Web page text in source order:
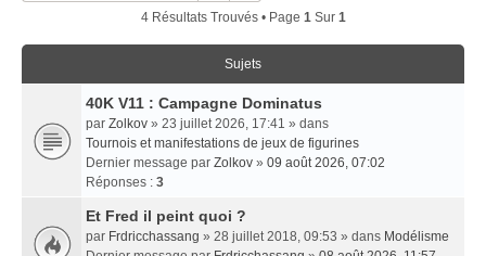
4 Résultats Trouvés • Page 1Sur 1
Sujets
40K V11 : Campagne Dominatus
par Zolkov » 23 juillet 2026, 17:41 » dans
Tournois et manifestations de jeux de figurines
Dernier message par Zolkov » 09 août 2026, 07:02
Réponses : 3
Et Fred il peint quoi ?
par Frdricchassang » 28 juillet 2018, 09:53 » dans Modélisme